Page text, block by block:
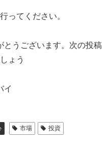
ってください。
とうございます。次の投稿
ょう
イ
市場 投資